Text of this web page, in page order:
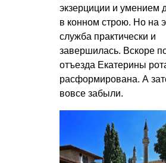
экзерциции и умением
в конном строю. Но на
служба практически и
завершилась. Вскоре
отъезда Екатерины
расформирована. А
вовсе забыли.